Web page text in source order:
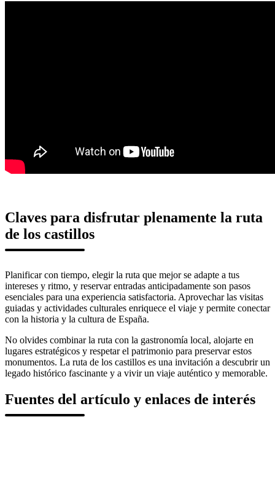
Claves para disfrutar plenamente la ruta
de los castillos
Planificar con tiempo, elegir la ruta que mejor se adapte a tus
intereses y ritmo, y reservar entradas anticipadamente son pasos
esenciales para una experiencia satisfactoria. Aprovechar las visitas
guiadas y actividades culturales enriquece el viaje y permite conectar
con la historia y la cultura de España.
No olvides combinar la ruta con la gastronomía local, alojarte en
lugares estratégicos y respetar el patrimonio para preservar estos
monumentos. La ruta de los castillos es una invitación a descubrir un
legado histórico fascinante y a vivir un viaje auténtico y memorable.
Fuentes del artículo y enlaces de interés